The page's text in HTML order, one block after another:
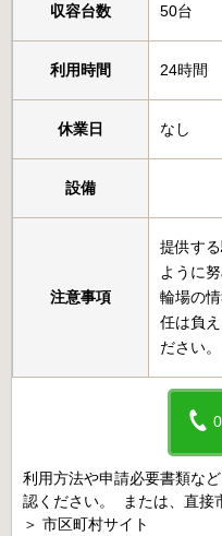
収容台数 50台
利用時間 24時間
休業日 なし
設備
注意事項
提供す
ように
輪場の
任は負
ださい。
利用方法や申請必要書類な
認ください。 または、直接
＞ 市区町村サイト